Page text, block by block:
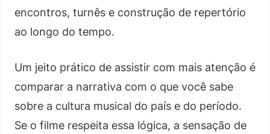
encontros, turnês e construção de repertório
ao longo do tempo.
Um jeito prático de assistir com mais atenção é
comparar a narrativa com o que você sabe
sobre a cultura musical do país e do período.
Se o filme respeita essa lógica, a sensação de